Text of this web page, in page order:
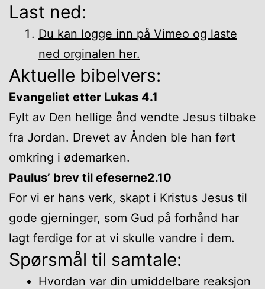
Last ned:
Du kan logge inn på Vimeo og laste
ned orginalen her.
Aktuelle bibelvers:
Evangeliet etter Lukas 4.1
Fylt av Den hellige ånd vendte Jesus tilbake
fra Jordan. Drevet av Ånden ble han ført
omkring i ødemarken.
Paulus’ brev til efeserne2.10
For vi er hans verk, skapt i Kristus Jesus til
gode gjerninger, som Gud på forhånd har
lagt ferdige for at vi skulle vandre i dem.
Spørsmål til samtale:
Hvordan var din umiddelbare reaksjon